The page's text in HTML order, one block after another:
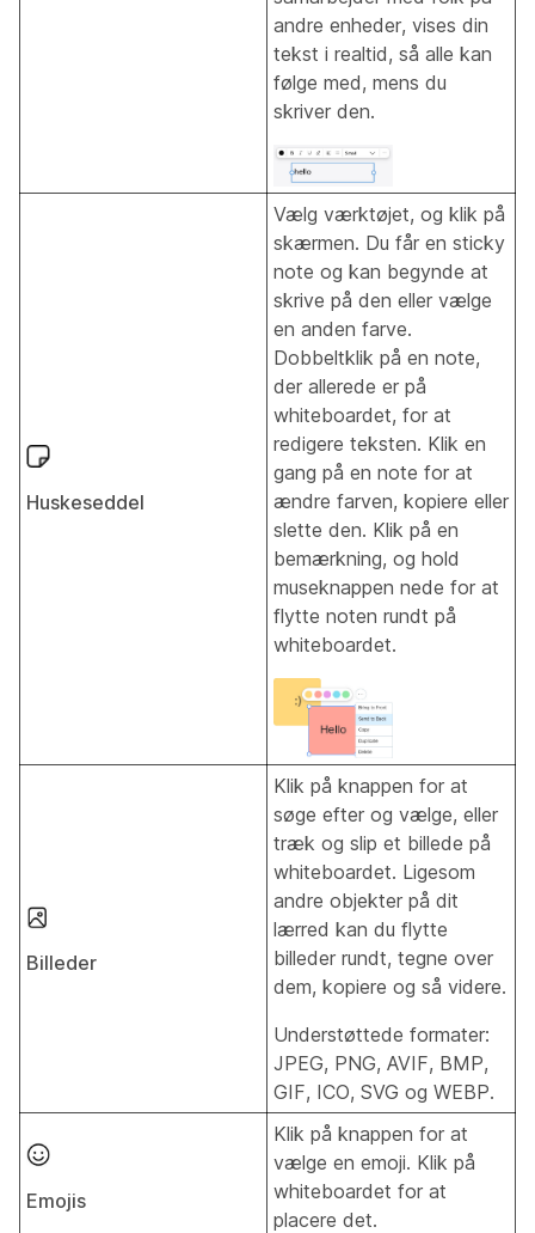
andre enheder, vises din
tekst i realtid, så alle kan
følge med, mens du
skriver den.
Huskeseddel
Vælg værktøjet, og klik på
skærmen. Du får en sticky
note og kan begynde at
skrive på den eller vælge
en anden farve.
Dobbeltklik på en note,
der allerede er på
whiteboardet, for at
redigere teksten. Klik en
gang på en note for at
ændre farven, kopiere eller
slette den. Klik på en
bemærkning, og hold
museknappen nede for at
flytte noten rundt på
whiteboardet.
Billeder
Klik på knappen for at
søge efter og vælge, eller
træk og slip et billede på
whiteboardet. Ligesom
andre objekter på dit
lærred kan du flytte
billeder rundt, tegne over
dem, kopiere og så videre.
Understøttede formater:
JPEG, PNG, AVIF, BMP,
GIF, ICO, SVG og WEBP.
Emojis
Klik på knappen for at
vælge en emoji. Klik på
whiteboardet for at
placere det.